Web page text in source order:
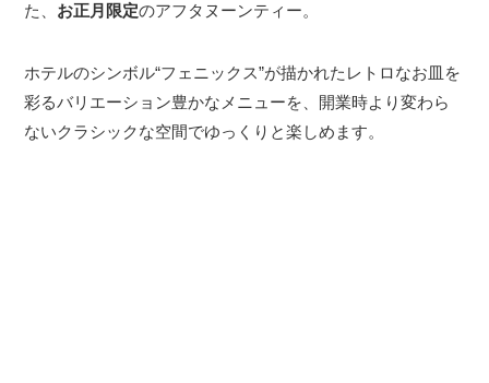
た、 お正月限定のアフタヌーンティー。
ホテルのシンボル“フェニックス”が描かれたレトロなお皿を
彩るバリエーション豊かなメニューを、開業時より変わら
ないクラシックな空間でゆっくりと楽しめます。